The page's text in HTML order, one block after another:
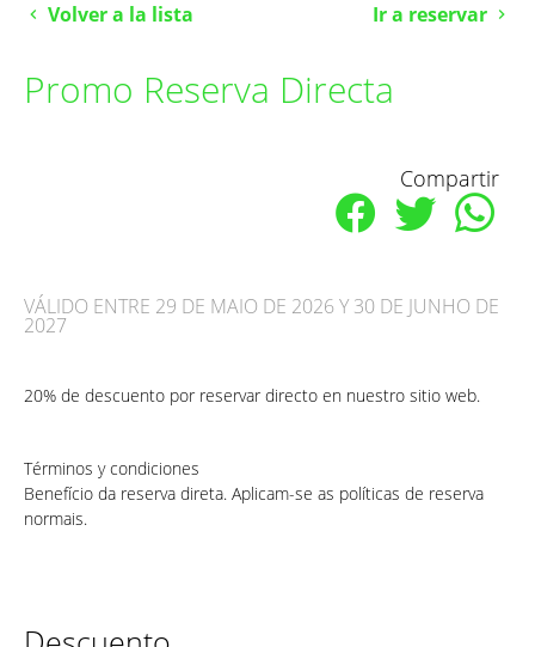
Volver a la lista Ir a reservar
Promo Reserva Directa
Compartir
VÁLIDO ENTRE 29 DE MAIO DE 2026 Y 30 DE JUNHO DE
2027
20% de descuento por reservar directo en nuestro sitio web.
Términos y condiciones
Benefício da reserva direta. Aplicam-se as políticas de reserva
normais.